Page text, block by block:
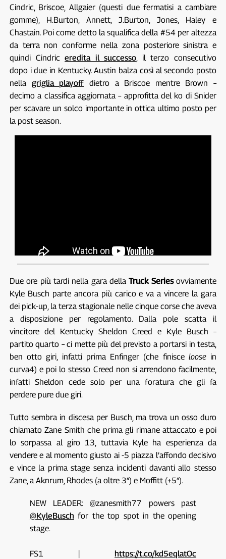
Cindric, Briscoe, Allgaier (questi due fermatisi a cambiare
gomme), H.Burton, Annett, J.Burton, Jones, Haley e
Chastain. Poi come detto la squalifica della #54 per altezza
da terra non conforme nella zona posteriore sinistra e
quindi Cindriceredita il successo, il terzo consecutivo
dopo i due in Kentucky. Austin balza così al secondo posto
nella griglia playoffdietro a Briscoe mentre Brown –
decimo a classifica aggiornata – approfitta del ko di Snider
per scavare un solco importante in ottica ultimo posto per
la post season.
Due ore più tardi nella gara dellaTruck Seriesovviamente
Kyle Busch parte ancora più carico e va a vincere la gara
dei pick-up, la terza stagionale nelle cinque corse che aveva
a disposizione per regolamento. Dalla pole scatta il
vincitore del Kentucky Sheldon Creed e Kyle Busch –
partito quarto – ci mette più del previsto a portarsi in testa,
ben otto giri, infatti prima Enfinger (che finisce loosein
curva4) e poi lo stesso Creed non si arrendono facilmente,
infatti Sheldon cede solo per una foratura che gli fa
perdere pure due giri.
Tutto sembra in discesa per Busch, ma trova un osso duro
chiamato Zane Smith che prima gli rimane attaccato e poi
lo sorpassa al giro 13, tuttavia Kyle ha esperienza da
vendere e al momento giusto ai -5 piazza l’affondo decisivo
e vince la prima stage senza incidenti davanti allo stesso
Zane, a Aknrum, Rhodes (a oltre 3″) e Moffitt (+5″).
NEW LEADER: @zanesmith77 powers past
@KyleBusch for the top spot in the opening
stage.
FS1 |https://t.co/kd5eqlatOc